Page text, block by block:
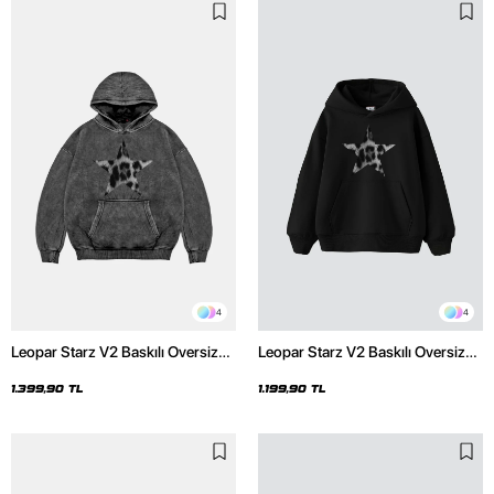
4
Leopar Starz V2 Baskılı Oversize
Hoodie
1.399,90 TL
4
Leopar Starz V2 Baskılı Oversize
1.199,90 TL